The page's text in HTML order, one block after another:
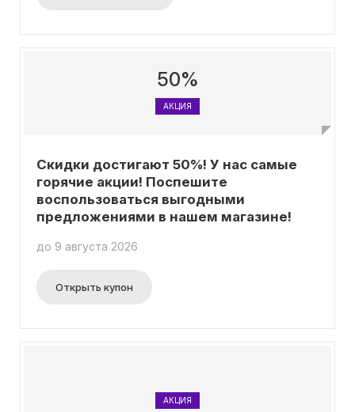
50%
АКЦИЯ
Скидки достигают 50%! У нас самые
горячие акции! Поспешите
воспользоваться выгодными
предложениями в нашем магазине!
до 9 августа 2026
Открыть купон
АКЦИЯ